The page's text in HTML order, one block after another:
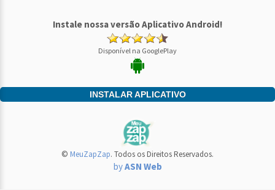
Instale nossa versão Aplicativo Android!
Disponível na GooglePlay
INSTALAR APLICATIVO
© MeuZapZap. Todos os Direitos Reservados.
byASN Web